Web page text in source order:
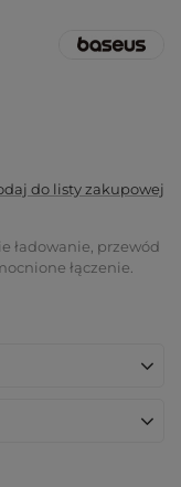
do listy zakupowej
ładowanie, przewód
łączenie.